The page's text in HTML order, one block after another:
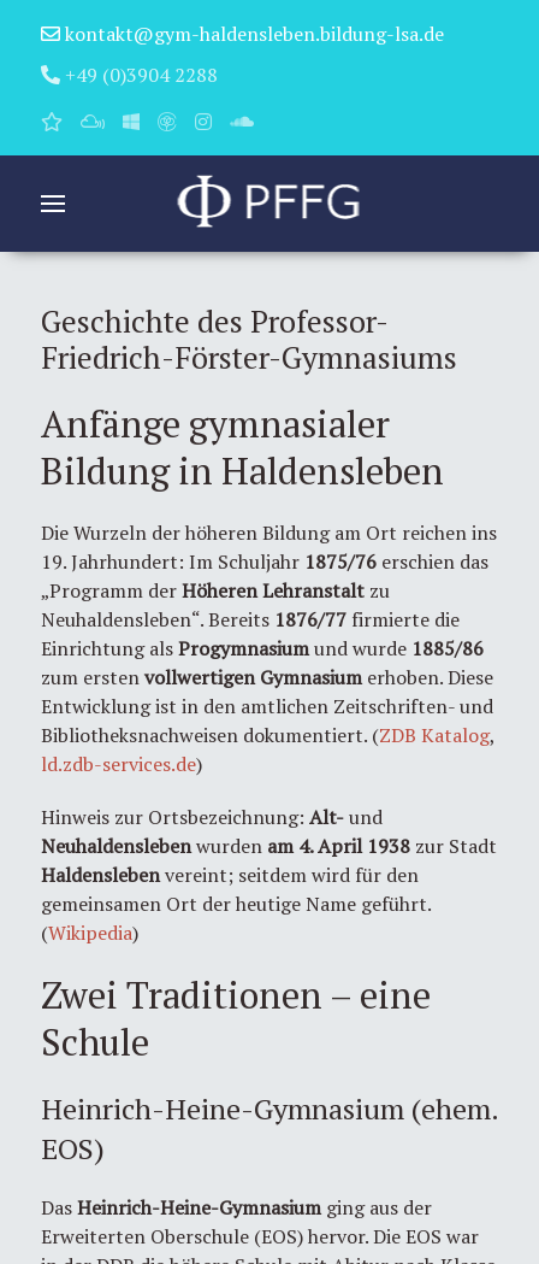
kontakt@gym-haldensleben.bildung-lsa.de
+49 (0)3904 2288
Geschichte des Professor-
Friedrich-Förster-Gymnasiums
Anfänge gymnasialer
Bildung in Haldensleben
Die Wurzeln der höheren Bildung am Ort reichen ins
19. Jahrhundert: Im Schuljahr 1875/76 erschien das
„Programm derHöheren Lehranstalt zu
Neuhaldensleben“. Bereits 1876/77 firmierte die
Einrichtung alsProgymnasiumund wurde 1885/86
zum erstenvollwertigen Gymnasiumerhoben. Diese
Entwicklung ist in den amtlichen Zeitschriften- und
Bibliotheksnachweisen dokumentiert. (ZDB Katalog,
ld.zdb-services.de)
Hinweis zur Ortsbezeichnung: Alt-und
Neuhaldenslebenwurden am 4. April 1938 zur Stadt
Haldenslebenvereint; seitdem wird für den
gemeinsamen Ort der heutige Name geführt.
(Wikipedia)
Zwei Traditionen – eine
Schule
Heinrich-Heine-Gymnasium (ehem.
EOS)
DasHeinrich-Heine-Gymnasiumging aus der
Erweiterten Oberschule (EOS) hervor. Die EOS war